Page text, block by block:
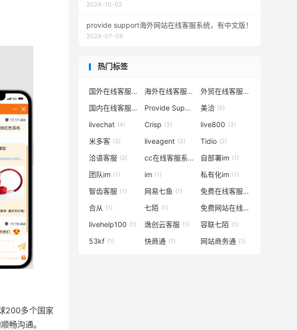
200多个国家
畅沟通。
2024-10-02
provide support海外网站在线客服系统，有中文版！
2024-07-09
热门标签
国外在线客服(24) 海外在线客服(18) 外贸在线客服(18)
国内在线客服系统 (18) Provide Support (8)
美洽 (5)
livechat (4) Crisp (3) live800 (3)
米多客 (3) liveagent (3) Tidio (2)
洽语客服 (2) cc在线客服系统 (1)
自部署im (1)
团队im (1) im (1) 私有化im (1)
智齿客服 (1) 网易七鱼 (1) 免费在线客服系统
合从 (1) 七陌 (1) 免费网站在线客服系统
livehelp100 (1) 逸创云客服 (1) 容联七陌 (1)
53kf (1) 快商通 (1) 网站商务通 (1)